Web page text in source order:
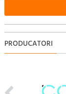
PRODUCATORI